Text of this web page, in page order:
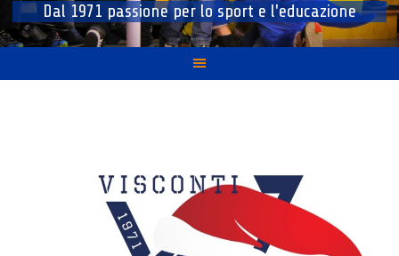
Dal 1971 passione per lo sport e l'educazione